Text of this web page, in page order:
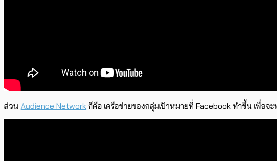
ส่วน Audience Network ก็คือ เครือข่ายของกลุ่มเป้าหมายที่ Facebook ทำขึ้น เพื่อจะ